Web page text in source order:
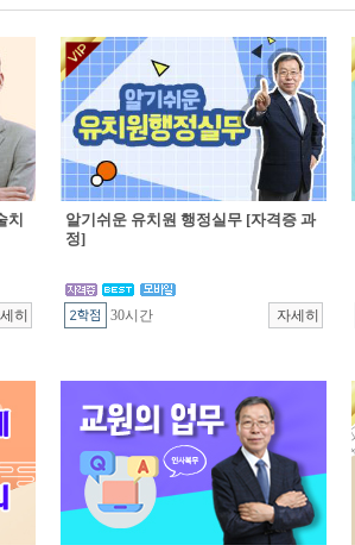
치
알기쉬운 유치원 행정실무 [자격증 과
정]
30시간